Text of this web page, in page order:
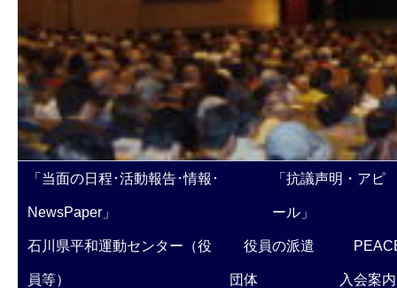
「当面の日程･活動報告･情報･
NewsPaper」
「抗議声明・アピ
ール」
石川県平和運動センター（役
員等）
役員の派遣
団体 入会案内